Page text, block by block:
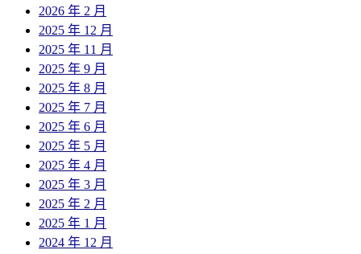
2026 年 2 月
2025 年 12 月
2025 年 11 月
2025 年 9 月
2025 年 8 月
2025 年 7 月
2025 年 6 月
2025 年 5 月
2025 年 4 月
2025 年 3 月
2025 年 2 月
2025 年 1 月
2024 年 12 月